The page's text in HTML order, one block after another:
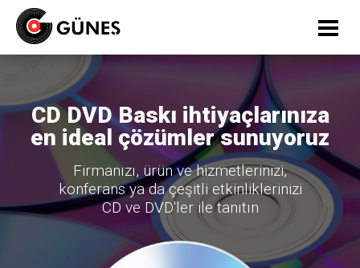
CD DVD Baskı ihtiyaçlarınıza
en ideal çözümler sunuyoruz
Firmanızı, ürün ve hizmetlerinizi,
konferans ya da çeşitli etkinliklerinizi
CD ve DVD'ler ile tanıtın